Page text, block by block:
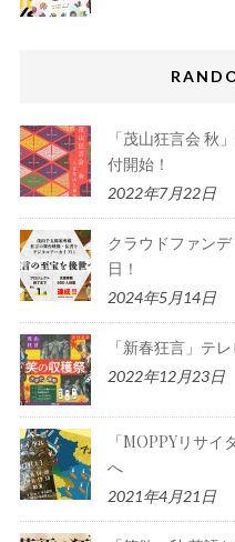
「茂山狂言会 秋
付開始！
2022年7月22日
クラウドファン
日！
2024年5月14日
「新春狂言」テ
2022年12月23日
「MOPPYリサ
へ
2021年4月21日